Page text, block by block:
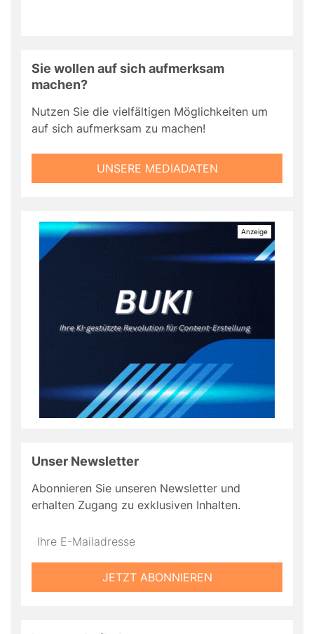
Sie wollen auf sich aufmerksam
machen?
Nutzen Sie die vielfältigen Möglichkeiten um
auf sich aufmerksam zu machen!
UNSERE MEDIADATEN
Unser Newsletter
Abonnieren Sie unseren Newsletter und
erhalten Zugang zu exklusiven Inhalten.
Do
*Ihre
JETZT ABONNIEREN